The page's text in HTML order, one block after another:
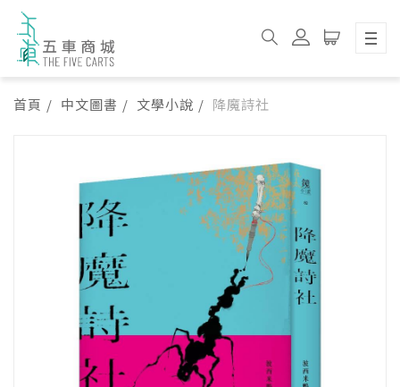
首頁 中文圖書 文學小說 降魔詩社